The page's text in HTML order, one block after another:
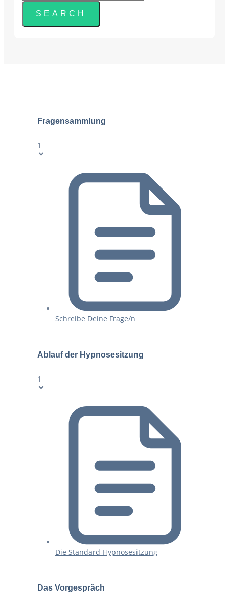
Fragensammlung
1
Schreibe Deine Frage/n
Ablauf der Hypnosesitzung
1
Die Standard-Hypnosesitzung
Das Vorgespräch